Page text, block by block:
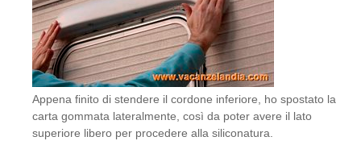
Appena finito di stendere il cordone inferiore, ho spostato la
carta gommata lateralmente, così da poter avere il lato
superiore libero per procedere alla siliconatura.